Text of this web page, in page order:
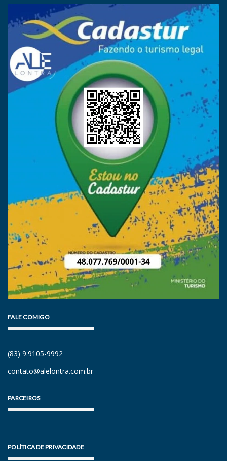
FALE COMIGO
(83) 9.9105-9992
contato@alelontra.com.br
PARCEIROS
POLÍTICA DE PRIVACIDADE